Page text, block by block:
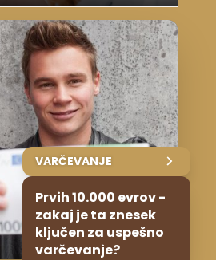
VARČEVANJE
Prvih 10.000 evrov -
zakaj je ta znesek
ključen za uspešno
varčevanje?